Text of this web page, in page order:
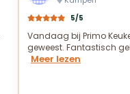
5/5
Vandaag bij Primo
geweest. Fantastisch
Meer lezen